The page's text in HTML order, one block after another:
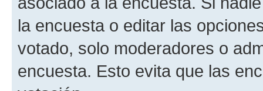
la encuesta o editar las
votado, solo moderadores o
encuesta. Esto evita que las